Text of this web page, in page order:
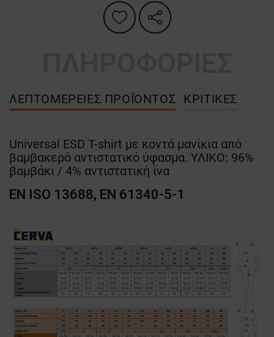
ΛΕΠΤΟΜΈΡΕΙΕΣ ΠΡΟΪΌΝΤΟΣ ΚΡΙΤΙΚΈΣ
Universal ESD T-shirt με κοντά μανίκια από
βαμβακερό αντιστατικό ύφασμα. ΥΛΙΚΟ: 96%
βαμβάκι / 4% αντιστατική ίνα
EN ISO 13688, EN 61340-5-1